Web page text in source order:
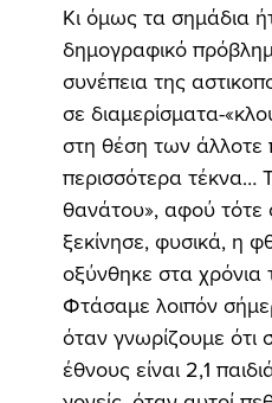
Κι όμως τα σημάδια
δημογραφικό
συνέπεια της
σε διαμερίσματα-
στη θέση των άλλοτε
περισσότερα τέκνα…
θανάτου», αφού τότε
ξεκίνησε, φυσικά, η
οξύνθηκε στα χρόνια
Φτάσαμε λοιπόν
όταν γνωρίζουμε ότι
έθνους είναι 2,1